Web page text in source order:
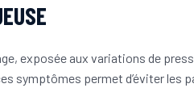
exposée aux variations de
symptômes permet d’éviter les